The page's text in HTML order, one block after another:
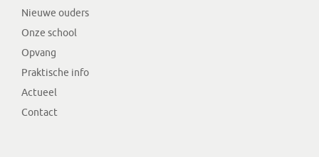
Nieuwe ouders
Onze school
Opvang
Praktische info
Actueel
Contact